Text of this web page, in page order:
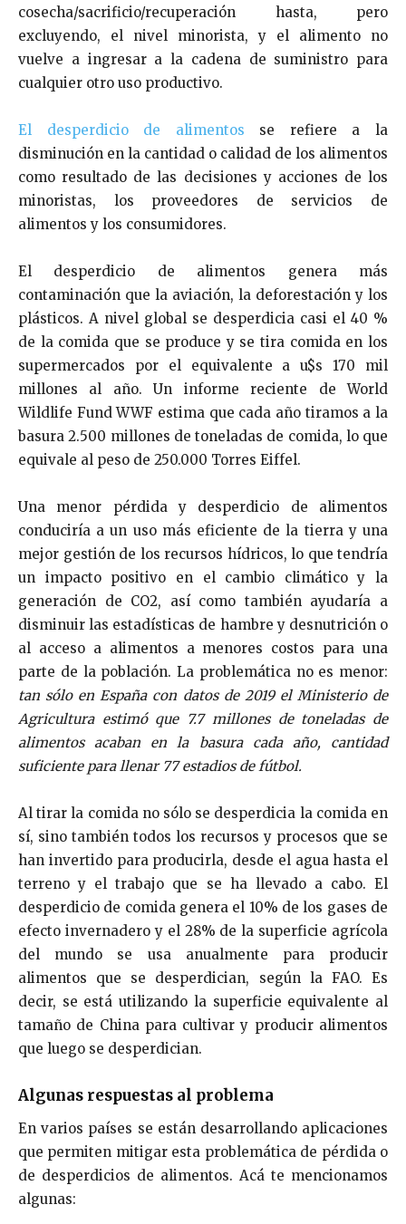
cosecha/sacrificio/recuperación hasta, pero
excluyendo, el nivel minorista, y el alimento no
vuelve a ingresar a la cadena de suministro para
cualquier otro uso productivo.
El desperdicio de alimentos se refiere a la
disminución en la cantidad o calidad de los alimentos
como resultado de las decisiones y acciones de los
minoristas, los proveedores de servicios de
alimentos y los consumidores.
El desperdicio de alimentos genera más
contaminación que la aviación, la deforestación y los
plásticos. A nivel global se desperdicia casi el 40 %
de la comida que se produce y se tira comida en los
supermercados por el equivalente a u$s 170 mil
millones al año. Un informe reciente de World
Wildlife Fund WWF estima que cada año tiramos a la
basura 2.500 millones de toneladas de comida, lo que
equivale al peso de 250.000 Torres Eiffel.
Una menor pérdida y desperdicio de alimentos
conduciría a un uso más eficiente de la tierra y una
mejor gestión de los recursos hídricos, lo que tendría
un impacto positivo en el cambio climático y la
generación de CO2, así como también ayudaría a
disminuir las estadísticas de hambre y desnutrición o
al acceso a alimentos a menores costos para una
parte de la población. La problemática no es menor:
tan sólo en España con datos de 2019 el Ministerio de
Agricultura estimó que 7.7 millones de toneladasde
alimentos acaban en la basura cada año, cantidad
suficiente para llenar 77 estadios de fútbol.
Al tirar la comida no sólo se desperdicia la comida en
sí, sino también todos los recursos y procesos que se
han invertido para producirla, desde el agua hasta el
terreno y el trabajo que se ha llevado a cabo. El
desperdicio de comida genera el 10% de los gases de
efecto invernadero y el 28% de la superficie agrícola
del mundo se usa anualmente para producir
alimentos que se desperdician, según la FAO. Es
decir, se está utilizando la superficie equivalente al
tamaño de China para cultivar y producir alimentos
que luego se desperdician.
Algunas respuestas al problema
En varios países se están desarrollando aplicaciones
que permiten mitigar esta problemática de pérdida o
de desperdicios de alimentos. Acá te mencionamos
algunas: